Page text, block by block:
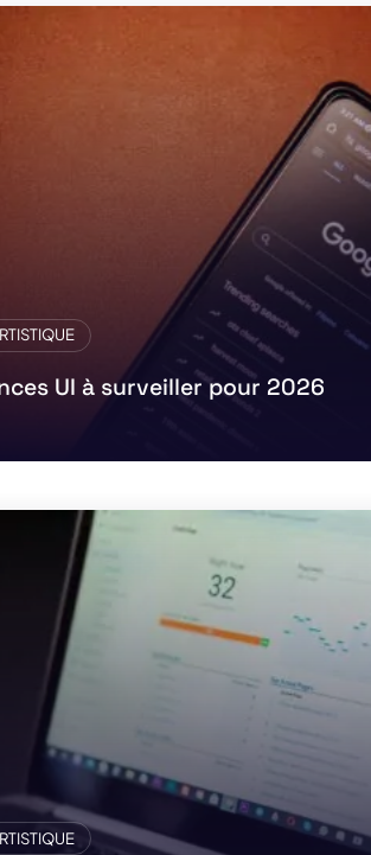
UI à surveiller pour 2026